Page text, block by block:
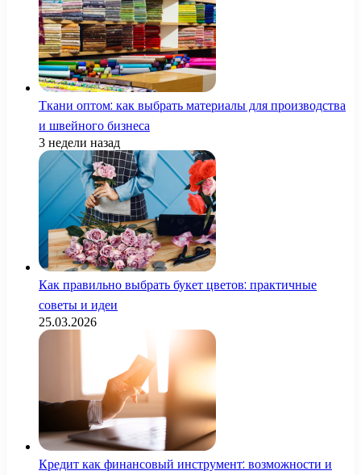
Ткани оптом: как выбрать материалы для производства
и швейного бизнеса
3 недели назад
Как правильно выбрать букет цветов: практичные
советы и идеи
25.03.2026
Кредит как финансовый инструмент: возможности и